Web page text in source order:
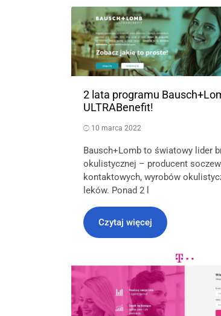
2 lata programu
ULTRABenefit!
10 marca 2022
Bausch+Lomb to światowy lider
okulistycznej – producent
kontaktowych, wyrobów
leków. Ponad 2 l
Czytaj więcej